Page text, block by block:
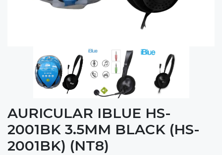
AURICULAR IBLUE HS-
2001BK 3.5MM BLACK (HS-
2001BK) (NT8)